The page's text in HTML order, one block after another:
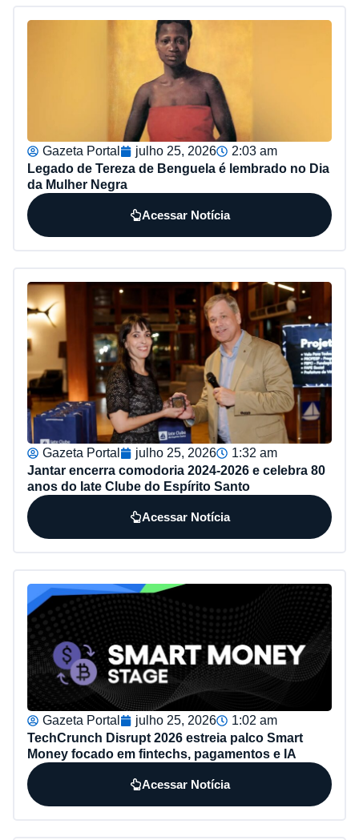
Gazeta Portal julho 25, 2026
2:03 am
Legado de Tereza de Benguela é lembrado no Dia
da Mulher Negra
Acessar Notícia
Gazeta Portal julho 25, 2026
1:32 am
Jantar encerra comodoria 2024-2026 e celebra 80
anos do Iate Clube do Espírito Santo
Acessar Notícia
Gazeta Portal julho 25, 2026
1:02 am
TechCrunch Disrupt 2026 estreia palco Smart
Money focado em fintechs, pagamentos e IA
Acessar Notícia